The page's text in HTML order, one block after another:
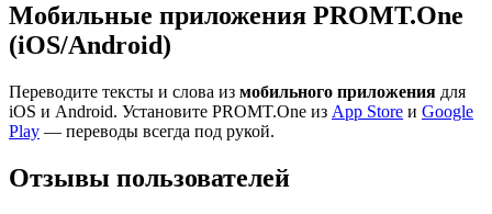
Мобильные приложения PROMT.One
(iOS/Android)
Переводите тексты и слова из мобильного приложения для
iOS и Android. Установите PROMT.One из App Store и Google
Play — переводы всегда под рукой.
Отзывы пользователей